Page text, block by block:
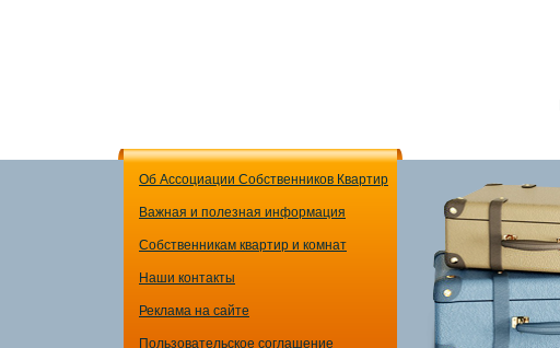
Об Ассоциации Собственников Квартир
Важная и полезная информация
Собственникам квартир и комнат
Наши контакты
Реклама на сайте
Пользовательское соглашение